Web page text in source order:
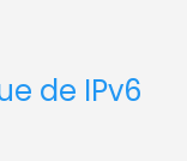
de IPv6